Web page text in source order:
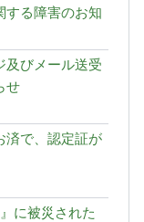
する障害のお知
及びメール送受
せ
済で、認定証が
に被災された